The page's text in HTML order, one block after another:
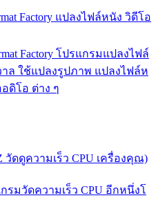
Factory แปลงไฟล์หนัง วิดีโอ
Factory โปรแกรมแปลงไฟล์
ล ใช้แปลงรูปภาพ แปลงไฟล์ห
อดิโอ ต่าง ๆ
วัดดูความเร็ว CPU เครื่องคุณ)
รมวัดความเร็ว CPU อีกหนึ่งโ